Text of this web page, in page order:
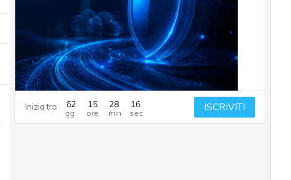
Inizia tra 62 15 28 15 ISCRIVITI